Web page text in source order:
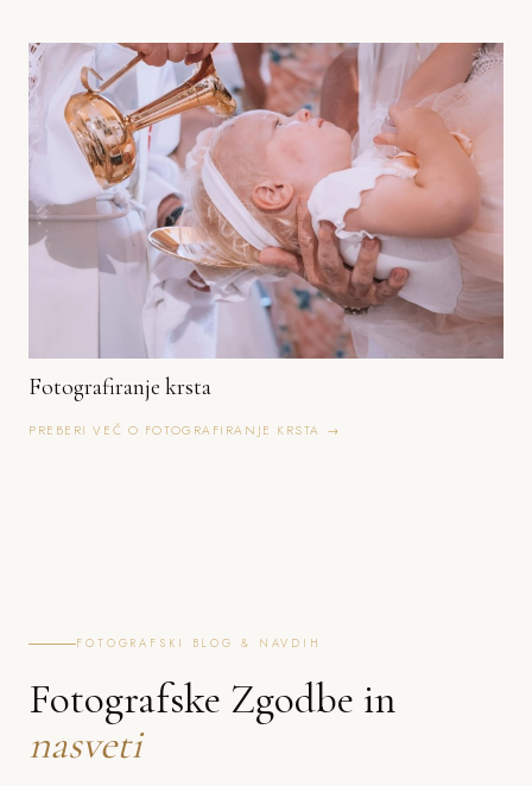
Fotografiranje krsta
PREBERI VEČ O FOTOGRAFIRANJE KRSTA →
FOTOGRAFSKI BLOG & NAVDIH
Fotografske Zgodbe in
nasveti